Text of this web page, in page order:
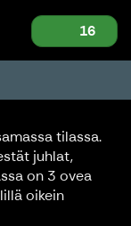
16Susu Glamping tipi - Nevalyly, Alkkia - Karvia
tilassa.
juhlat,
on 3 ovea
oikein